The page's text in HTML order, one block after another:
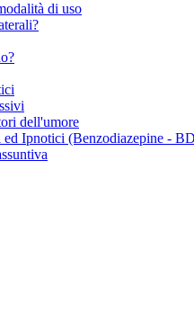
di uso
dell'umore
Ipnotici (Benzodiazepine -